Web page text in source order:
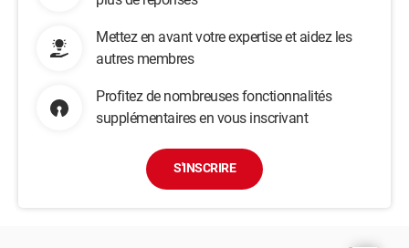
Mettez en avant votre expertise et aidez les
autres membres
Profitez de nombreuses fonctionnalités
supplémentaires en vous inscrivant
S'INSCRIRE